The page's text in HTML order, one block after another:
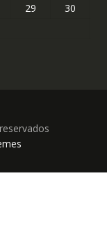
29
30